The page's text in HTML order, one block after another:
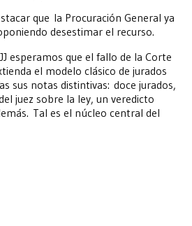
que la Procuración General ya
desestimar el recurso.
esperamos que el fallo de la Corte
el modelo clásico de jurados
sus notas distintivas: doce jurados,
juez sobre la ley, un veredicto
Tal es el núcleo central del